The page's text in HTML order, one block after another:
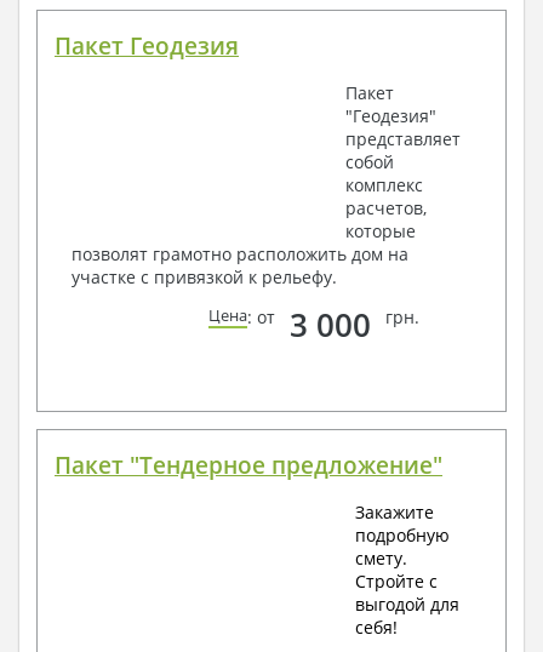
Пакет Геодезия
Пакет
"Геодезия"
представляет
собой
комплекс
расчетов,
которые
позволят грамотно расположить дом на
участке с привязкой к рельефу.
Цена: от 3 000 грн.
Пакет "Тендерное предложение"
Закажите
подробную
смету.
Стройте с
выгодой для
себя!